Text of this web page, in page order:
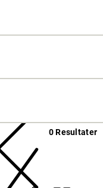
0 Resultater